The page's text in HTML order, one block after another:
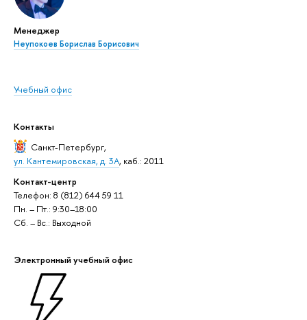
Менеджер
Неупокоев Борислав Борисович
Учебный офис
Контакты
Санкт-Петербург,
ул. Кантемировская, д. 3А, каб.: 2011
Контакт-центр
Телефон: 8 (812) 644 59 11
Пн. – Пт.: 9:30–18:00
Сб. – Вс.: Выходной
Электронный учебный офис